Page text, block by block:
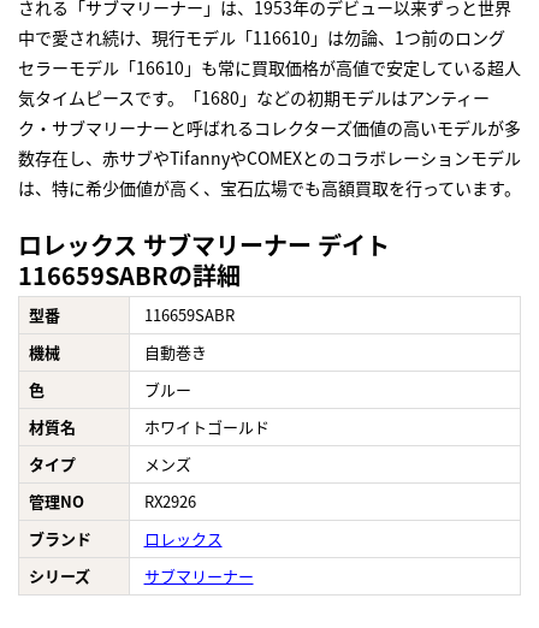
される「サブマリーナー」は、1953年のデビュー以来ずっと世界
中で愛され続け、現行モデル「116610」は勿論、1つ前のロング
セラーモデル「16610」も常に買取価格が高値で安定している超人
気タイムピースです。「1680」などの初期モデルはアンティー
ク・サブマリーナーと呼ばれるコレクターズ価値の高いモデルが多
数存在し、赤サブやTifannyやCOMEXとのコラボレーションモデル
は、特に希少価値が高く、宝石広場でも高額買取を行っています。
ロレックス サブマリーナー デイト
116659SABRの詳細
型番
116659SABR
機械
自動巻き
色
ブルー
材質名
ホワイトゴールド
タイプ
メンズ
管理NO
RX2926
ブランド
ロレックス
シリーズ
サブマリーナー